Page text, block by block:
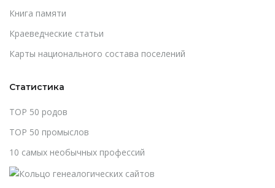
Книга памяти
Краеведческие статьи
Карты национального состава поселений
Статистика
TOP 50 родов
TOP 50 промыслов
10 самых необычных профессий